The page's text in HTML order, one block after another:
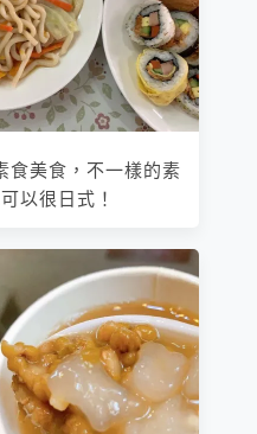
食美食，不一樣的素
以很日式！